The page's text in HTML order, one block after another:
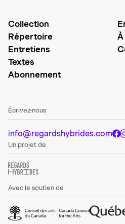
Collection
Répertoire
Entretiens
Textes
Abonnement
Écrivez-nous
info@regardshybrides.com
Un projet de
Avec le soutien de